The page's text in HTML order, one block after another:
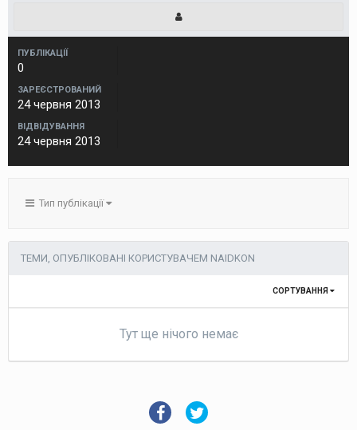
ПУБЛІКАЦІЇ
0
ЗАРЕЄСТРОВАНИЙ
24 червня 2013
ВІДВІДУВАННЯ
24 червня 2013
Тип публікації
ТЕМИ, ОПУБЛІКОВАНІ КОРИСТУВАЧЕМ NAIDKON
СОРТУВАННЯ
Тут ще нічого немає